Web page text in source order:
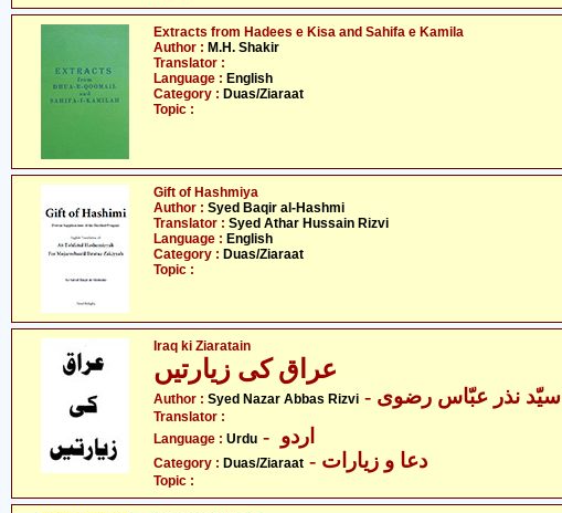
Extracts from Hadees e Kisa and Sahifa e Kamila
Author : M.H. Shakir
Translator :
Language : English
Category : Duas/Ziaraat
Topic :
Gift of Hashmiya
Author : Syed Baqir al-Hashmi
Translator : Syed Athar Hussain Rizvi
Language : English
Category : Duas/Ziaraat
Topic :
Iraq ki Ziaratain
Author : Syed Nazar Abbas Rizvi - سیّد نذر عبّاس رضوی
Translator :
Language : Urdu
Category : Duas/Ziaraat - دعا و زیارات
Topic :